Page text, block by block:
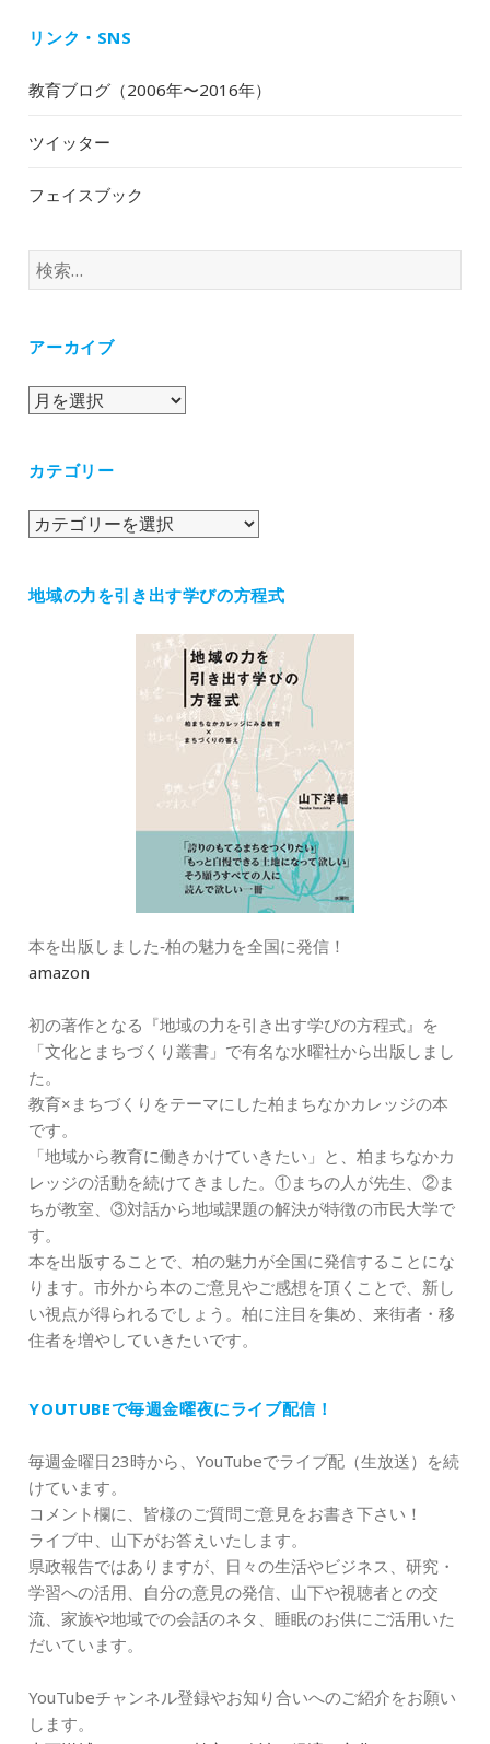
リンク・SNS
教育ブログ（2006年〜2016年）
ツイッター
フェイスブック
検
索:
アーカイブ
ア
イ
カテゴリー
カ
リ
地域の力を引き出す学びの方程式
本を出版しました‐柏の魅力を全国に発信！
amazon
初の著作となる『地域の力を引き出す学びの方程式』を
「文化とまちづくり叢書」で有名な水曜社から出版しまし
た。
教育×まちづくりをテーマにした柏まちなかカレッジの本
です。
「地域から教育に働きかけていきたい」と、柏まちなかカ
レッジの活動を続けてきました。①まちの人が先生、②ま
ちが教室、③対話から地域課題の解決が特徴の市民大学で
す。
本を出版することで、柏の魅力が全国に発信することにな
ります。市外から本のご意見やご感想を頂くことで、新し
い視点が得られるでしょう。柏に注目を集め、来街者・移
住者を増やしていきたいです。
YOUTUBEで毎週金曜夜にライブ配信！
毎週金曜日23時から、YouTubeでライブ配（生放送）を続
けています。
コメント欄に、皆様のご質問ご意見をお書き下さい！
ライブ中、山下がお答えいたします。
県政報告ではありますが、日々の生活やビジネス、研究・
学習への活用、自分の意見の発信、山下や視聴者との交
流、家族や地域での会話のネタ、睡眠のお供にご活用いた
だいています。
YouTubeチャンネル登録やお知り合いへのご紹介をお願い
します。